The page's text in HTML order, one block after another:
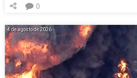
0
4 de agosto de 2026